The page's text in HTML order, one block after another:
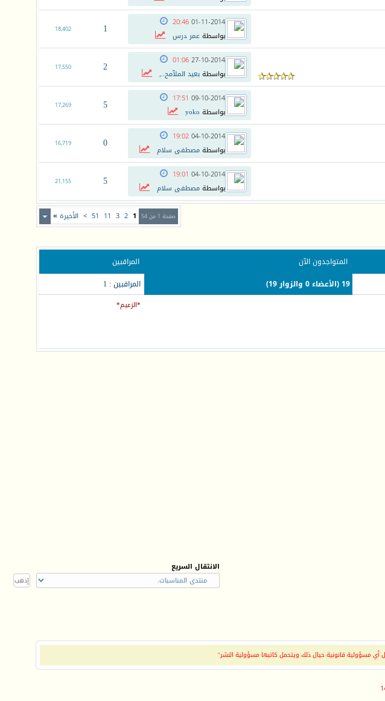
01-11-2014
20:46
بواسطةعمر درس 1
18,402
27-10-2014
01:06
بواسطةبعيد الملآمح.., 2
17,550
09-10-2014
17:51
بواسطة yoko
5
17,269
04-10-2014
19:02
بواسطةمصطفى سلام 0
16,719
04-10-2014
19:01
بواسطةمصطفى سلام 5
21,155
صفحة 1 من 54 1
2
3
11
51
> الأخيرة »
المتواجدون الآن
المراقبين
19 (الأعضاء 0 والزوار 19) المراقبين : 1
*الزعيم*
الانتقال السريع
أي مسؤولية قانونية حيال ذلك ويتحمل كاتبها مسؤولية النشر"